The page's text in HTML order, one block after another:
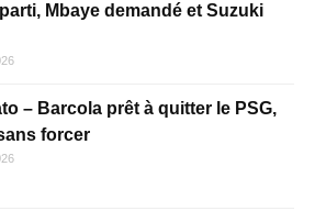
Mbaye demandé et Suzuki
– Barcola prêt à quitter le PSG,
forcer